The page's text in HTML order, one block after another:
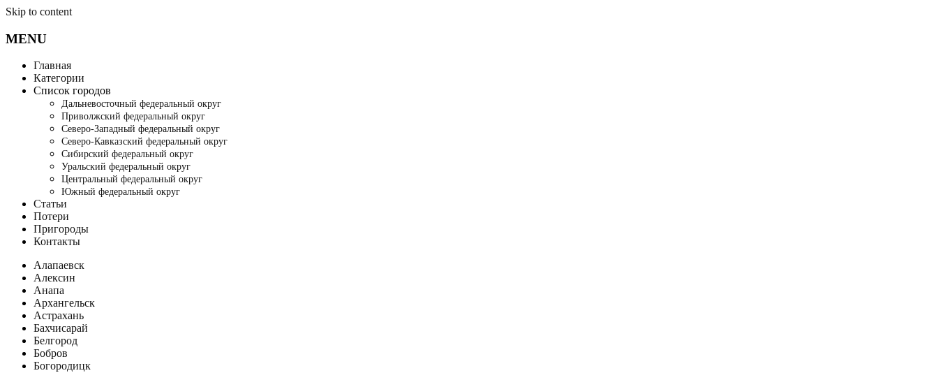
Skip to content
MENU
Главная
Категории
Список городов
Дальневосточный федеральный округ
Приволжский федеральный округ
Северо-Западный федеральный округ
Северо-Кавказский федеральный округ
Сибирский федеральный округ
Уральский федеральный округ
Центральный федеральный округ
Южный федеральный округ
Статьи
Потери
Пригороды
Контакты
Алапаевск
Алексин
Анапа
Архангельск
Астрахань
Бахчисарай
Белгород
Бобров
Богородицк